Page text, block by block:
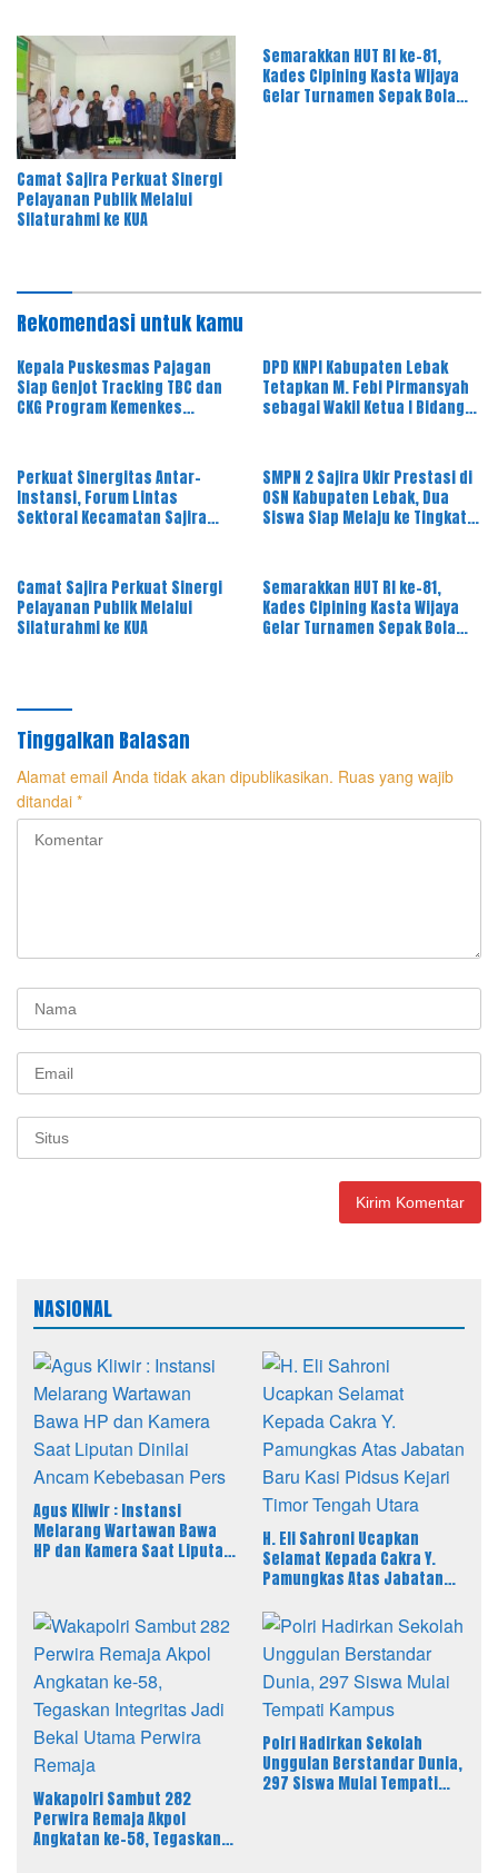
Camat Sajira Perkuat Sinergi
Pelayanan Publik Melalui
Silaturahmi ke KUA
Semarakkan HUT RI ke-81,
Kades Cipining Kasta Wijaya
Gelar Turnamen Sepak Bola
Rekomendasi untuk kamu
Kepala Puskesmas Pajagan
Siap Genjot Tracking TBC dan
CKG Program Kemenkes
DPD KNPI Kabupaten Lebak
Tetapkan M. Febi Pirmansyah
sebagai Wakil Ketua I Bidang
Perkuat Sinergitas Antar-
Instansi, Forum Lintas
Sektoral Kecamatan Sajira
SMPN 2 Sajira Ukir Prestasi di
OSN Kabupaten Lebak, Dua
Siswa Siap Melaju ke Tingkat
Camat Sajira Perkuat Sinergi
Pelayanan Publik Melalui
Silaturahmi ke KUA
Semarakkan HUT RI ke-81,
Kades Cipining Kasta Wijaya
Gelar Turnamen Sepak Bola
Tinggalkan Balasan
Alamat email Anda tidak akan dipublikasikan. Ruas yang wajib
ditandai *
NASIONAL
Agus Kliwir : Instansi
Melarang Wartawan Bawa
HP dan Kamera Saat Liputan
H. Eli Sahroni Ucapkan
Selamat Kepada Cakra Y.
Pamungkas Atas Jabatan
Timor Tengah Utara
Wakapolri Sambut 282
Perwira Remaja Akpol
Angkatan ke-58, Tegaskan
Polri Hadirkan Sekolah
Unggulan Berstandar Dunia,
297 Siswa Mulai Tempati